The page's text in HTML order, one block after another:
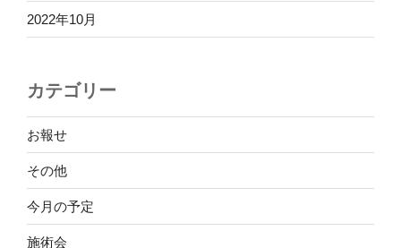
2022年10月
カテゴリー
お報せ
その他
今月の予定
施術会